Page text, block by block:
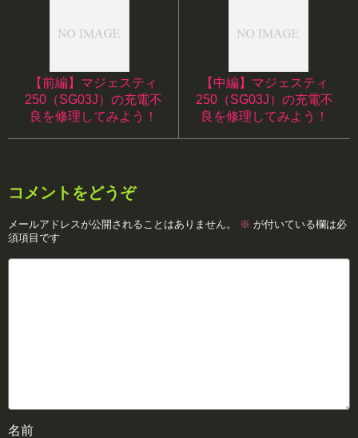
【前編】マジェスティ
250（SG03J）の充電不
良を修理してみよう！
【中編】マジェスティ
250（SG03J）の充電不
良を修理してみよう！
コメントをどうぞ
メールアドレスが公開されることはありません。 ※ が付いている欄は必
須項目です
名前